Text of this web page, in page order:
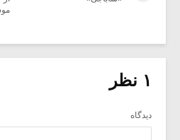
۱ نظر
دیدگاه